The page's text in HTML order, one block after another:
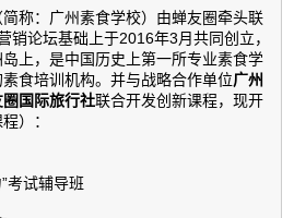
称：广州素食学校）由蝉友圈牵头联
销论坛基础上于2016年3月共同创立，
上，是中国历史上第一所专业素食学
食培训机构。并与战略合作单位广州
国际旅行社联合开发创新课程，现开
）：
考试辅导班